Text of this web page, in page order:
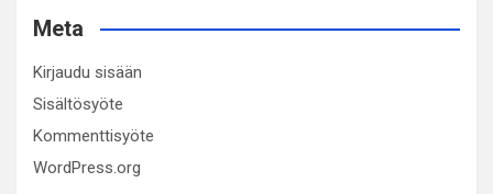
Meta
Kirjaudu sisään
Sisältösyöte
Kommenttisyöte
WordPress.org